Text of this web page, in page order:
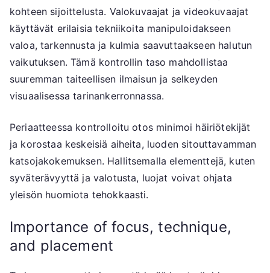
kohteen sijoittelusta. Valokuvaajat ja videokuvaajat
käyttävät erilaisia tekniikoita manipuloidakseen
valoa, tarkennusta ja kulmia saavuttaakseen halutun
vaikutuksen. Tämä kontrollin taso mahdollistaa
suuremman taiteellisen ilmaisun ja selkeyden
visuaalisessa tarinankerronnassa.
Periaatteessa kontrolloitu otos minimoi häiriötekijät
ja korostaa keskeisiä aiheita, luoden sitouttavamman
katsojakokemuksen. Hallitsemalla elementtejä, kuten
syväterävyyttä ja valotusta, luojat voivat ohjata
yleisön huomiota tehokkaasti.
Importance of focus, technique,
and placement